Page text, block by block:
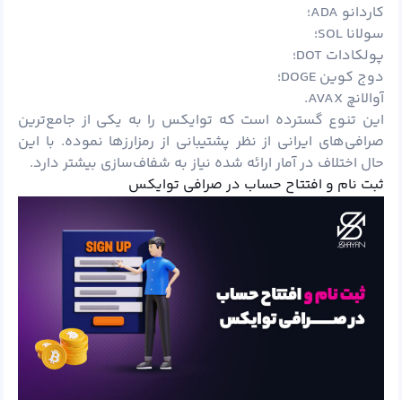
کاردانو ADA؛
سولانا SOL؛
پولکادات DOT؛
دوج کوین DOGE؛
آوالانچ AVAX.
این تنوع گسترده است که توایکس را به یکی از جامع‌ترین
صرافی‌های ایرانی از نظر پشتیبانی از رمزارزها نموده. با این
حال اختلاف در آمار ارائه شده نیاز به شفاف‌سازی بیشتر دارد.
ثبت نام و افتتاح حساب در صرافی توایکس